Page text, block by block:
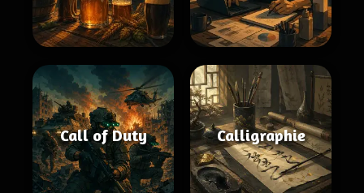
Call of Duty Calligraphie